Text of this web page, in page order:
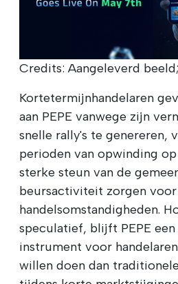
Credits: Aangeleverd
Kortetermijnhandelaren
aan PEPE vanwege zijn
snelle rally's te genereren,
perioden van opwinding
sterke steun van de
beursactiviteit zorgen
handelsomstandigheden.
speculatief, blijft PEPE
instrument voor
willen doen dan